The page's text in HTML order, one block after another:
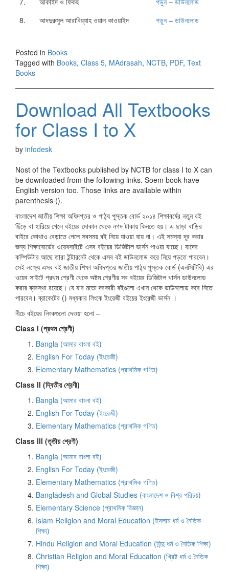
8.
আদদুরুসুল আরাবিয়্যাহ ওয়াল কাওয়াইদ পড়ুন– ডাউনলোড
Posted in Books
Tagged with Books, Class 5, MAdrasah, NCTB, PDF, Text
Books
Download All Textbooks
for Class I to X
by infodesk
Nost of the Textbooks published by NCTB for class I to X can
be downloaded from the following links. Soem book have
English version too. Those links are available within
parenthesis ().
বাংলাদেশ জাতীয় শিক্ষা অধিদপ্তর ও পাঠ্য পুস্তক বোর্ড ২০১৪ শিক্ষাবর্ষের নতুন বই
ছিঁড়ে বা হারিয়ে গেলে বইয়ের দোকান থেকে নগদ টাকায় কিনতে হয়। এ ছাড়া বাড়ির
বাইরে কোথাও বেড়াতে গেলে সবসময় বই নিয়ে যাওয়া যায় না। এই সমস্যা দূর করার
জন্য শিক্ষাবোর্ডের ওয়েবসাইটে এসব বইয়ের ডিজিটাল ভার্সন পাওয়া যাচ্ছে। যাদের
কম্পিউটার আছে তারা ইন্টারনেট থেকে এসব বই ডাউনলোড করে নিয়ে পড়তে পারবেন।
সেই লক্ষ্যে এসব বই জাতীয় শিক্ষা অধিদপ্তর জাতীয় পাঠ্য পুস্তক বোর্ড (এনসিটিবি) এর
ওয়েব সাইটে প্রথম শ্রেণী থেকে অষ্টম শ্রেণীর সব বইয়ের ডিজিটাল খার্সন ডাউনলোড
করার ব্যবস্থা রয়েছে। যে যার মতো দরকারী বইগুলো এখান থেকে ডাউনলোড করে নিতে
পারবেন। ব্রাকেটের () মধ্যকার লিংকে ইংরেজী বইয়ের ইংরেজী ভার্সন ।
নীচে বইয়ের লিংকগুলো দেওয়া হলো –
Class I (প্রথম শ্রেণী)
Bangla (আমার বাংলা বই)
English For Today (ইংরেজী)
Elementary Mathematics (প্রাথমিক গণিত)
Class II (দ্বিতীয় শ্রেণী)
Bangla (আমার বাংলা বই)
English For Today (ইংরেজী)
Elementary Mathematics (প্রাথমিক গণিত)
Class III (তৃতীয় শ্রেণী)
Bangla (আমার বাংলা বই)
English For Today (ইংরেজী)
Elementary Mathematics (প্রাথমিক গণিত)
Bangladesh and Global Studies (বাংলাদেশ ও বিশ্ব পরিচয়)
Elementary Science (প্রাথমিক বিজ্ঞান)
Islam Religion and Moral Education (ইসলাম ধর্ম ও নৈতিক
শিক্ষা)
Hindu Religion and Moral Education (হিন্দু ধর্ম ও নৈতিক শিক্ষা)
Christian Religion and Moral Education (খ্রিষ্ট ধর্ম ও নৈতিক
শিক্ষা)